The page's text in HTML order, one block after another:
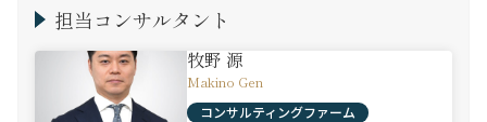
担当コンサルタント
牧野 源
Makino Gen
コンサルティングファーム